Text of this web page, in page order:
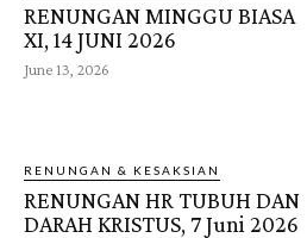
RENUNGAN MINGGU BIASA
XI, 14 JUNI 2026
June 13, 2026
RENUNGAN & KESAKSIAN
RENUNGAN HR TUBUH DAN
DARAH KRISTUS, 7 Juni 2026